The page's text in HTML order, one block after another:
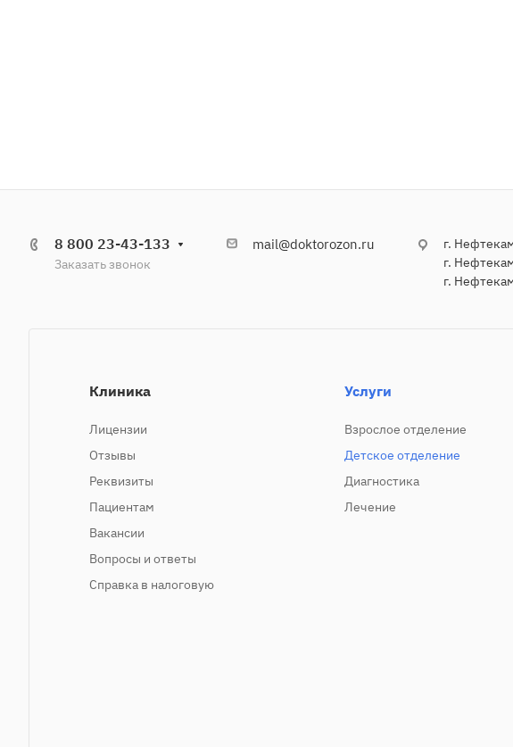
8 800 23-43-133
Заказать звонок
mail@doktorozon.ru
г.
г.
г.
Клиника
Лицензии
Отзывы
Реквизиты
Пациентам
Вакансии
Вопросы и ответы
Справка в налоговую
Услуги
Взрослое отделение
Детское отделение
Диагностика
Лечение